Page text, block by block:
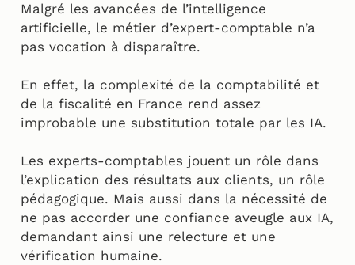
Malgré les avancées de l’intelligence
artificielle, le métier d’expert-comptable n’a
pas vocation à disparaître.
En effet, la complexité de la comptabilité et
de la fiscalité en France rend assez
improbable une substitution totale par les IA.
Les experts-comptables jouent un rôle dans
l’explication des résultats aux clients, un rôle
pédagogique. Mais aussi dans la nécessité de
ne pas accorder une confiance aveugle aux IA,
demandant ainsi une relecture et une
vérification humaine.